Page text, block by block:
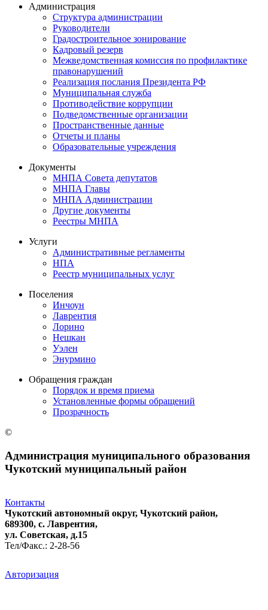
Администрация
Структура администрации
Руководители
Градостроительное зонирование
Кадровый резерв
Межведомственная комиссия по профилактике
правонарушений
Реализация послания Президента РФ
Муниципальная служба
Противодействие коррупции
Подведомственные организации
Пространственные данные
Отчеты и планы
Образовательные учреждения
Документы
МНПА Совета депутатов
МНПА Главы
МНПА Администрации
Другие документы
Реестры МНПА
Услуги
Административные регламенты
НПА
Реестр муниципальных услуг
Поселения
Инчоун
Лаврентия
Лорино
Нешкан
Уэлен
Энурмино
Обращения граждан
Порядок и время приема
Установленные формы обращений
Прозрачность
©
Администрация муниципального образования
Чукотский муниципальный район
Контакты
Чукотский автономный округ, Чукотский район,
689300, с. Лаврентия,
ул. Советская, д.15
Тел/Факс.: 2-28-56
Авторизация